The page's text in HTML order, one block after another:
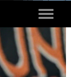
Toggle